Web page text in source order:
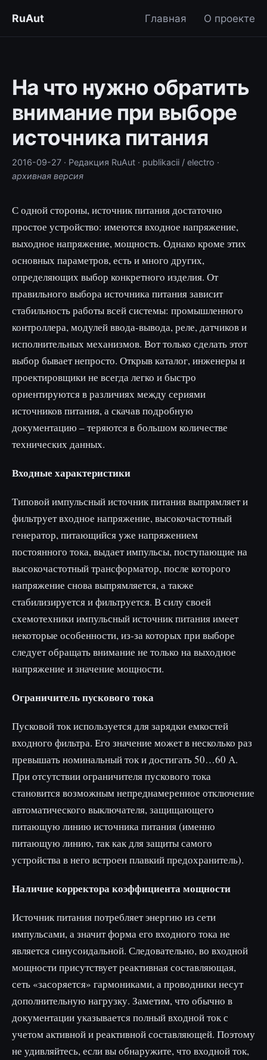
RuAut Главная О проекте
На что нужно обратить
внимание при выборе
источника питания
2016-09-27 · Редакция RuAut · publikacii / electro ·
архивная версия
С одной стороны, источник питания достаточно
простое устройство: имеются входное напряжение,
выходное напряжение, мощность. Однако кроме этих
основных параметров, есть и много других,
определяющих выбор конкретного изделия. От
правильного выбора источника питания зависит
стабильность работы всей системы: промышленного
контроллера, модулей ввода-вывода, реле, датчиков и
исполнительных механизмов. Вот только сделать этот
выбор бывает непросто. Открыв каталог, инженеры и
проектировщики не всегда легко и быстро
ориентируются в различиях между сериями
источников питания, а скачав подробную
документацию – теряются в большом количестве
технических данных.
Входные характеристики
Типовой импульсный источник питания выпрямляет и
фильтрует входное напряжение, высокочастотный
генератор, питающийся уже напряжением
постоянного тока, выдает импульсы, поступающие на
высокочастотный трансформатор, после которого
напряжение снова выпрямляется, а также
стабилизируется и фильтруется. В силу своей
схемотехники импульсный источник питания имеет
некоторые особенности, из-за которых при выборе
следует обращать внимание не только на выходное
напряжение и значение мощности.
Ограничитель пускового тока
Пусковой ток используется для зарядки емкостей
входного фильтра. Его значение может в несколько раз
превышать номинальный ток и достигать 50…60 А.
При отсутствии ограничителя пускового тока
становится возможным непреднамеренное отключение
автоматического выключателя, защищающего
питающую линию источника питания (именно
питающую линию, так как для защиты самого
устройства в него встроен плавкий предохранитель).
Наличие корректора коэффициента мощности
Источник питания потребляет энергию из сети
импульсами, а значит форма его входного тока не
является синусоидальной. Следовательно, во входной
мощности присутствует реактивная составляющая,
сеть «засоряется» гармониками, а проводники несут
дополнительную нагрузку. Заметим, что обычно в
документации указывается полный входной ток с
учетом активной и реактивной составляющей. Поэтому
не удивляйтесь, если вы обнаружите, что входной ток,